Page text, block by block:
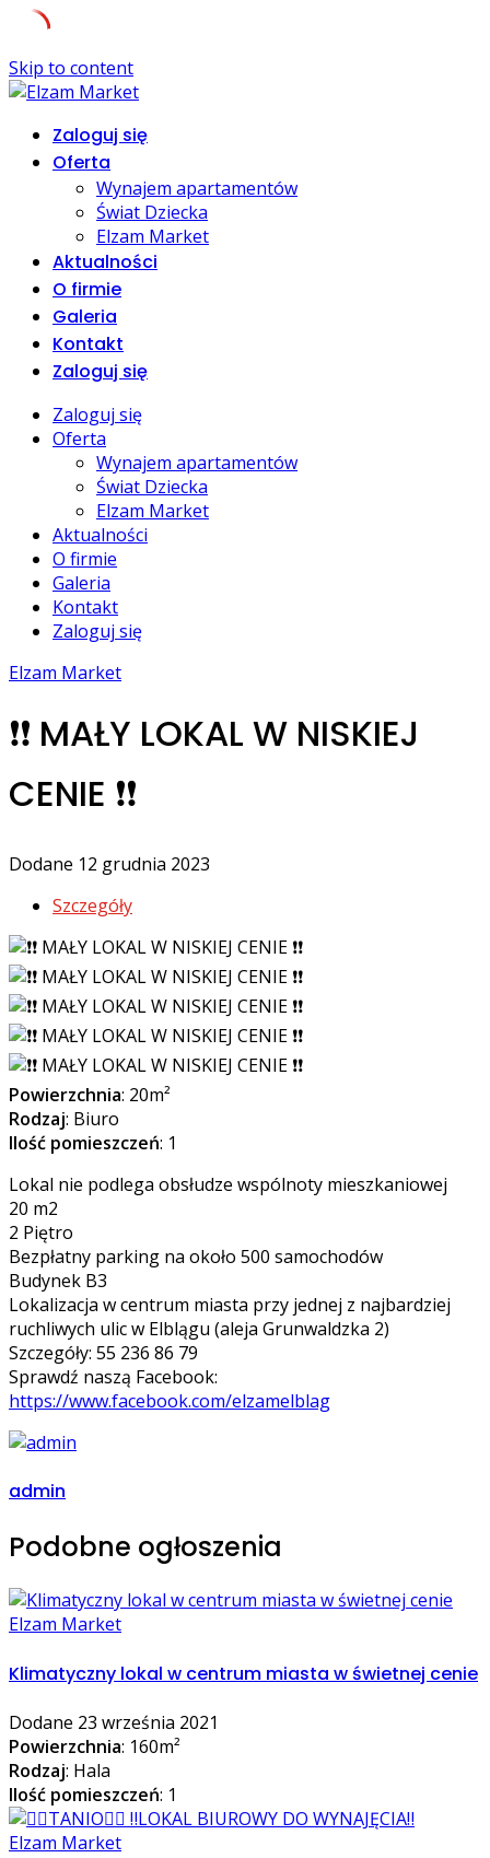
Skip to content
Zaloguj się
Oferta
Wynajem apartamentów
Świat Dziecka
Elzam Market
Aktualności
O firmie
Galeria
Kontakt
Zaloguj się
Zaloguj się
Oferta
Wynajem apartamentów
Świat Dziecka
Elzam Market
Aktualności
O firmie
Galeria
Kontakt
Zaloguj się
Elzam Market
❗️❗️ MAŁY LOKAL W NISKIEJ
CENIE ❗️❗️
Dodane 12 grudnia 2023
Szczegóły
Powierzchnia: 20m²
Rodzaj: Biuro
Ilość pomieszczeń: 1
Lokal nie podlega obsłudze wspólnoty mieszkaniowej
20 m2
2 Piętro
Bezpłatny parking na około 500 samochodów
Budynek B3
Lokalizacja w centrum miasta przy jednej z najbardziej
ruchliwych ulic w Elblągu (aleja Grunwaldzka 2)
Szczegóły: 55 236 86 79
Sprawdź naszą Facebook:
https://www.facebook.com/elzamelblag
admin
Podobne ogłoszenia
Elzam Market
Klimatyczny lokal w centrum miasta w świetnej cenie
Dodane 23 września 2021
Powierzchnia: 160m²
Rodzaj: Hala
Ilość pomieszczeń: 1
Elzam Market